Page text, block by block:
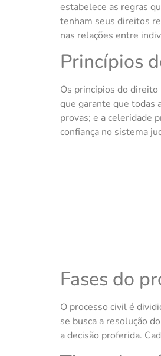
estabelece as regras
tenham seus direitos
nas relações entre
Princípios
Os princípios do
que garante que todas
provas; e a celeridade
confiança no sistema
Fases do
O processo civil é
se busca a resolução
a decisão proferida.